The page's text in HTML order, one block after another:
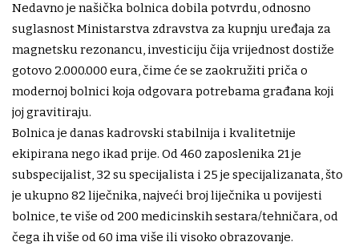
Nedavno je našička bolnica dobila potvrdu, odnosno
suglasnost Ministarstva zdravstva za kupnju uređaja za
magnetsku rezonancu, investiciju čija vrijednost dostiže
gotovo 2.000.000 eura, čime će se zaokružiti priča o
modernoj bolnici koja odgovara potrebama građana koji
joj gravitiraju.
Bolnica je danas kadrovski stabilnija i kvalitetnije
ekipirana nego ikad prije. Od 460 zaposlenika 21 je
subspecijalist, 32 su specijalista i 25 je specijalizanata, što
je ukupno 82 liječnika, najveći broj liječnika u povijesti
bolnice, te više od 200 medicinskih sestara/tehničara, od
čega ih više od 60 ima više ili visoko obrazovanje.